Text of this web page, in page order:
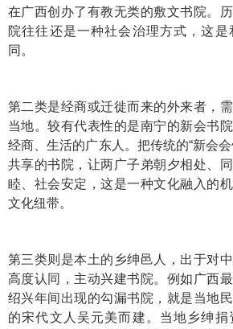
在广西创办了有教无类的敷文书院。
院往往还是一种社会治理方式，这
同。
第二类是经商或迁徙而来的外来者，
当地。较有代表性的是南宁的新会书
经商、生活的广东人。把传统的“新会
共享的书院，让两广子弟朝夕相处、
睦、社会安定，这是一种文化融入的
文化纽带。
第三类则是本土的乡绅邑人，出于对
高度认同，主动兴建书院。例如广西
绍兴年间出现的勾漏书院，就是当地
的宋代文人吴元美而建。当地乡绅捐